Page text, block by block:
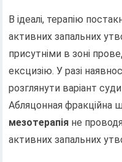
В ідеалі, терапію
активних запальних
присутніми в зоні
ексцизію. У разі
розглянути варіант
Абляцонная фракційна
мезотерапія не
активних запальних